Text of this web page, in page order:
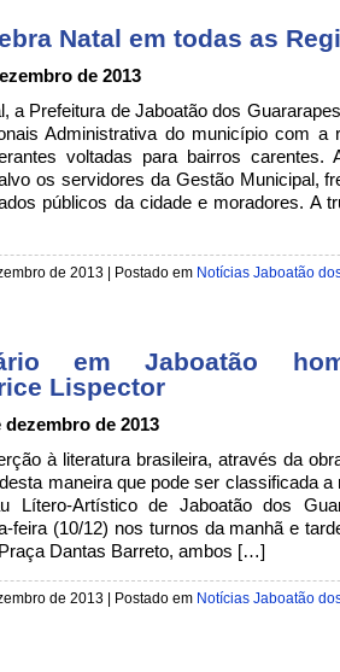
Natal em todas as
de 2013
a Prefeitura de Jaboatão dos
Administrativa do município com a
voltadas para bairros carentes.
os servidores da Gestão Municipal,
públicos da cidade e moradores. A
de 2013 | Postado em Notícias Jaboatão
em Jaboatão
Lispector
de 2013
à literatura brasileira, através da
maneira que pode ser classificada a
Lítero-Artístico de Jaboatão dos
feira (10/12) nos turnos da manhã e
Dantas Barreto, ambos […]
de 2013 | Postado em Notícias Jaboatão